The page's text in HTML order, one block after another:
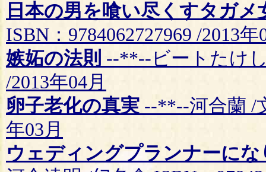
日本の男を喰い尽くすタガメ
ISBN：9784062727969 /2013年
嫉妬の法則 --**--ビートたけし
/2013年04月
卵子老化の真実 --**--河合蘭 /
年03月
ウェディングプランナーに